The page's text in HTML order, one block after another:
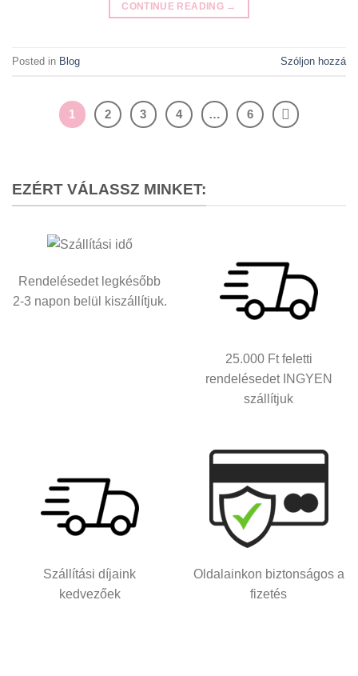
CONTINUE READING →
Posted in Blog Szóljon hozzá
1 2 3 4 … 6
EZÉRT VÁLASSZ MINKET:
Rendelésedet legkésőbb
2-3 napon belül kiszállítjuk.
25.000 Ft feletti
rendelésedet INGYEN
szállítjuk
Szállítási díjaink
kedvezőek
Oldalainkon biztonságos a
fizetés